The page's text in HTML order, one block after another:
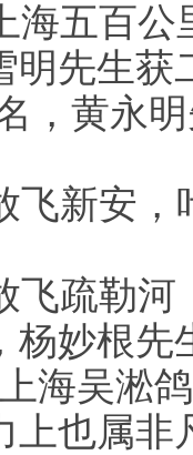
五百公
明先生获
，黄永
新安，
疏勒河
杨妙根
海吴淞
上也属非